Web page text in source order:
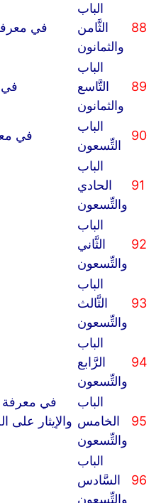
88
الباب
الثَّامن
والثمانون
في
89
الباب
التَّاسع
والثمانون
في
90
الباب
التِّسعون
في
91
الباب
الحادي
والتِّسعون
92
الباب
الثَّاني
والتِّسعون
93
الباب
الثَّالث
والتِّسعون
94
الباب
الرَّابع
والتِّسعون
95
الباب
الخامس
والتِّسعون
في معرفة
والإيثار
96
الباب
السَّادس
والتِّسعون